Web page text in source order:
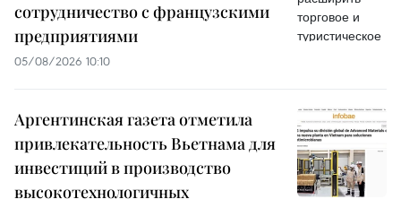
сотрудничество с французскими
предприятиями
05/08/2026 10:10
Аргентинская газета отметила
привлекательность Вьетнама для
инвестиций в производство
высокотехнологичных